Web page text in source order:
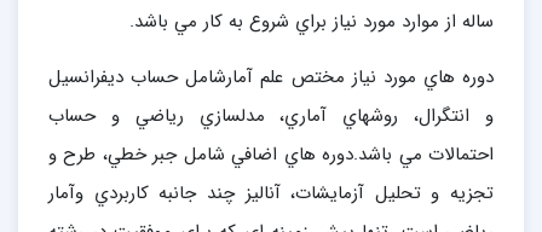
ساله از موارد مورد نياز براي شروع به کار مي باشد.
دوره هاي مورد نياز مختص علم آمارشامل حساب ديفرانسيل
و انتگرال، روشهاي آماري، مدلسازي رياضي و حساب
احتمالات مي باشد.دوره هاي اضافي شامل جبر خطي، طرح و
تجزيه و تحليل آزمايشات، آناليز چند جانبه کاربردي وآمار